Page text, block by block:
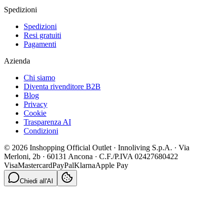
Spedizioni
Spedizioni
Resi gratuiti
Pagamenti
Azienda
Chi siamo
Diventa rivenditore B2B
Blog
Privacy
Cookie
Trasparenza AI
Condizioni
© 2026 Inshopping Official Outlet · Innoliving S.p.A. · Via
Merloni, 2b · 60131 Ancona · C.F./P.IVA 02427680422
VisaMastercardPayPalKlarnaApple Pay
Chiedi all'AI